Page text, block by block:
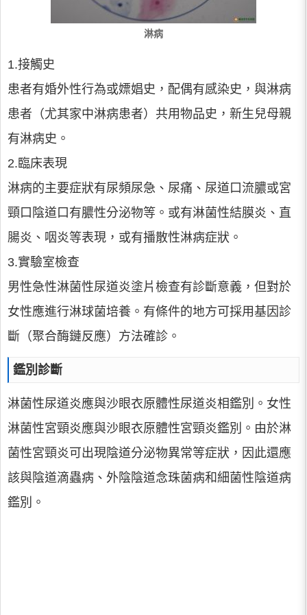
淋病
1.接觸史
患者有婚外性行為或嫖娼史，配偶有感染史，與淋病
患者（尤其家中淋病患者）共用物品史，新生兒母親
有淋病史。
2.臨床表現
淋病的主要症狀有尿頻尿急、尿痛、尿道口流膿或宮
頸口陰道口有膿性分泌物等。或有淋菌性結膜炎、直
腸炎、咽炎等表現，或有播散性淋病症狀。
3.實驗室檢查
男性急性淋菌性尿道炎塗片檢查有診斷意義，但對於
女性應進行淋球菌培養。有條件的地方可採用基因診
斷（聚合酶鏈反應）方法確診。
鑑別診斷
淋菌性尿道炎應與沙眼衣原體性尿道炎相鑑別。女性
淋菌性宮頸炎應與沙眼衣原體性宮頸炎鑑別。由於淋
菌性宮頸炎可出現陰道分泌物異常等症狀，因此還應
該與陰道滴蟲病、外陰陰道念珠菌病和細菌性陰道病
鑑別。